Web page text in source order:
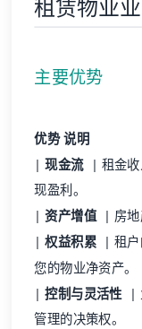
租赁物业
主要优势
优势 说明
|现金流| 租金收
现盈利。
|资产增值| 房地
|权益积累 | 租户
您的物业净资产。
|控制与灵活性 |
管理的决策权。